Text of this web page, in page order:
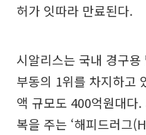
허가 잇따라 만료된다.
시알리스는 국내 경구
부동의 1위를 차지하고
액 규모도 400억원대다
복을 주는 ‘해피드러그